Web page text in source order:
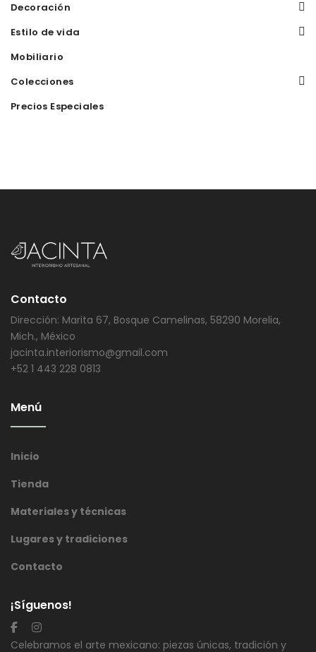
Decoración
Estilo de vida
Mobiliario
Colecciones
Precios Especiales
Contacto
Dirección: Marita 67, Bosque Camelinas, 58290 Morelia,
Mich., México
jacinta.interiorismo@gmail.com
+52 1 443 228 0813
Menú
Inicio
Tienda
Materiales y técnicas
Lugares y tradiciones
Contacto
¡Síguenos!
Celebramos el arte mexicano: piezas únicas, tradición y